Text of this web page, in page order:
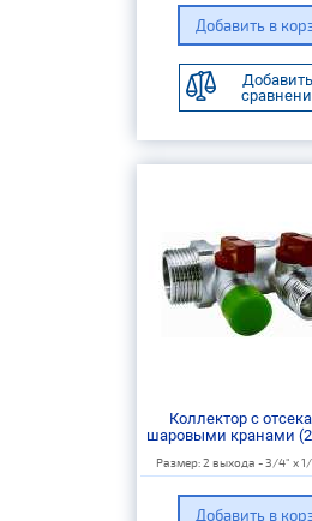
Коллектор с
шаровыми кранами
Размер: 2 выхода - 3/4" х 1/